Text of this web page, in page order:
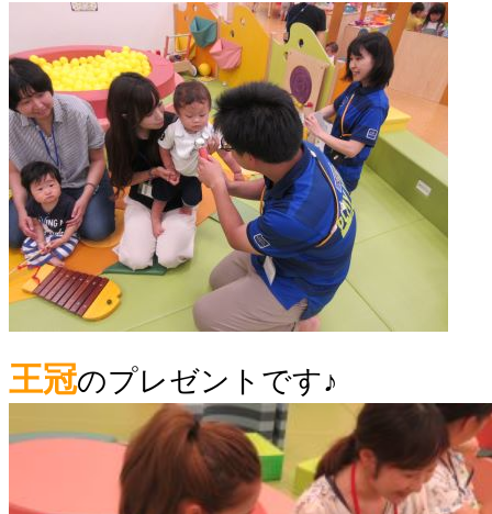
王冠のプレゼントです♪